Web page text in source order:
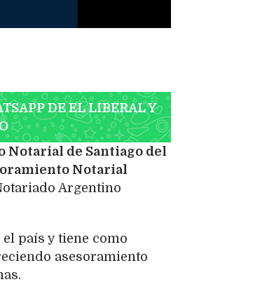
DE EL LIBERAL Y
Notarial de Santiago del
Notarial
Argentino
país y tiene como
asesoramiento